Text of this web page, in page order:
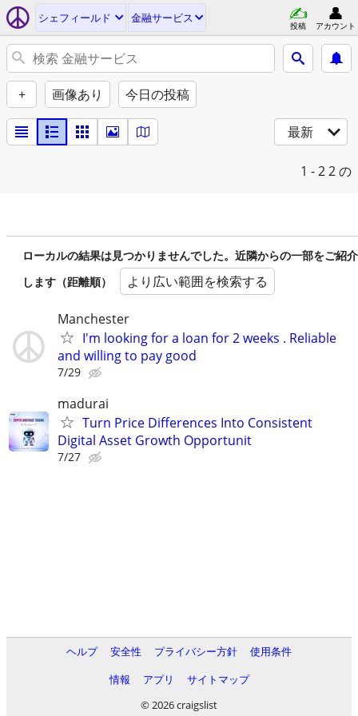
シェフィールド 金融サービス
投稿 アカウント
+ 画像あり 今日の投稿
最新
1 - 22 の
ローカルの結果は見つかりませんでした。近隣からの一部をご紹介
します（距離順）
より広い範囲を検索する
Manchester
I'm looking for a loan for 2 weeks . Reliable
and willing to pay good
7/29
madurai
Turn Price Differences Into Consistent
Digital Asset Growth Opportunit
7/27
ヘルプ 安全性 プライバシー方針
使用条件
情報
アプリ
サイトマップ
© 2026 craigslist